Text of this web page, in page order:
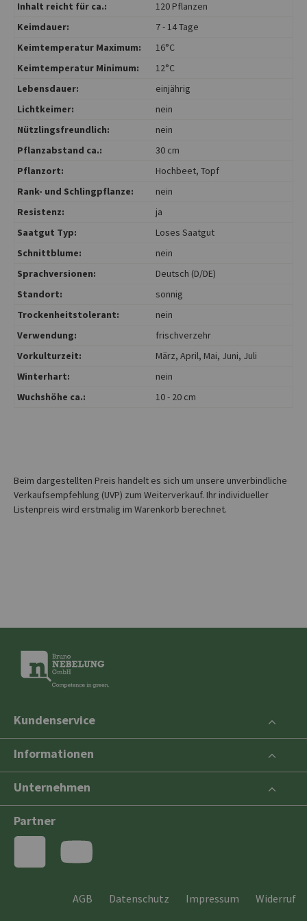
Inhalt reicht für ca.:
120 Pflanzen
Keimdauer:
7 - 14 Tage
Keimtemperatur Maximum:
16°C
Keimtemperatur Minimum:
12°C
Lebensdauer:
einjährig
Lichtkeimer:
nein
Nützlingsfreundlich:
nein
Pflanzabstand ca.:
30 cm
Pflanzort:
Hochbeet, Topf
Rank- und Schlingpflanze:
nein
Resistenz:
ja
Saatgut Typ:
Loses Saatgut
Schnittblume:
nein
Sprachversionen:
Deutsch (D/DE)
Standort:
sonnig
Trockenheitstolerant:
nein
Verwendung:
frischverzehr
Vorkulturzeit:
März, April, Mai, Juni, Juli
Winterhart:
nein
Wuchshöhe ca.:
10 - 20 cm
Beim dargestellten Preis handelt es sich um unsere unverbindliche
Verkaufsempfehlung (UVP) zum Weiterverkauf. Ihr individueller
Listenpreis wird erstmalig im Warenkorb berechnet.
Kundenservice
Informationen
Unternehmen
Partner
AGB Datenschutz Impressum Widerruf